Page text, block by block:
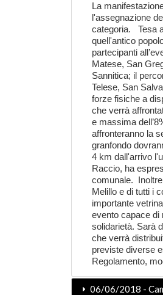
​La
l'assegnazione
categoria.​ ​ Tesa
quell'antico
partecipanti
Matese, San
Sannitica; il
Telese, San
forze fisiche a
che verrà
e massima
affronteranno la
granfondo
4 km dall'arrivo
Raccio, ha
comunale.​
Melillo e di tutti i
importante
evento capace di
solidarietà. Sarà
che verrà
previste diverse
Regolamento,
06/06/2018 -